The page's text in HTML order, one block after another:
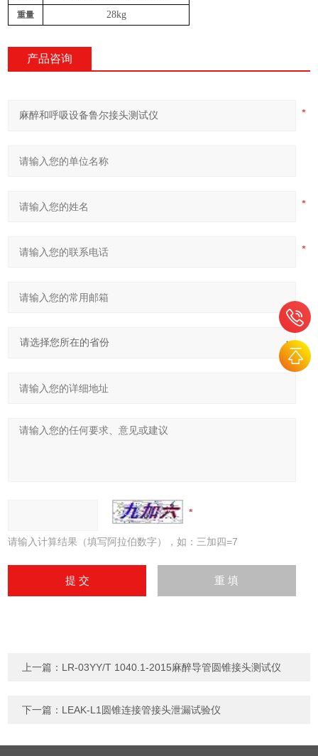
重量 28kg
产品咨询
请输入计算结果（填写阿拉伯数字），如：三加四=7
上一篇： LR-03YY/T 1040.1-2015麻醉导管圆锥接头测试仪
下一篇： LEAK-L1圆锥连接管接头泄漏试验仪